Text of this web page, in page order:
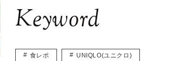
Keyword
食レポ UNIQLO(ユニクロ)